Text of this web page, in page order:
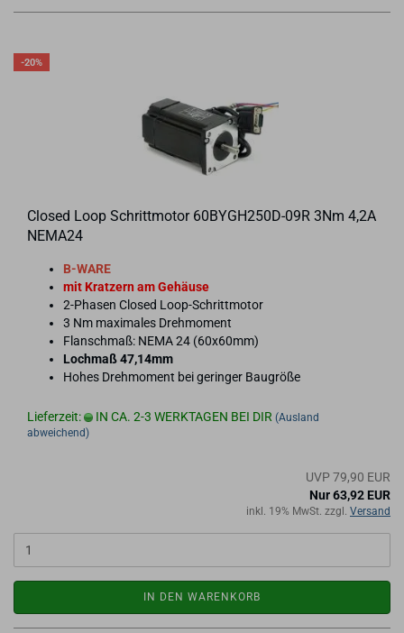
-20%
Clo­sed Loop Schritt­mo­tor 60BYGH250D-​​09R 3Nm 4,2A
NEMA24
B-​WARE
mit Krat­zern am Ge­häu­se
2-​Phasen Clo­sed Loop-​Schrittmotor
3 Nm ma­xi­ma­les Dreh­mo­ment
Flan­sch­maß: NEMA 24 (60x60mm)
Loch­maß 47,14mm
Hohes Dreh­mo­ment bei ge­rin­ger Bau­grö­ße
Lieferzeit: IN CA. 2-3 WERKTAGEN BEI DIR (Ausland
abweichend)
UVP 79,90 EUR
Nur 63,92 EUR
inkl. 19% MwSt. zzgl. Versand
IN DEN WARENKORB